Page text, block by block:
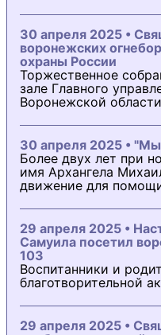
30 апреля 2025 •
воронежских
охраны России
Торжественное
зале Главного
Воронежской
30 апреля 2025 •
Более двух лет при
имя Архангела
движение для
29 апреля 2025 •
Самуила посетил
103
Воспитанники и
благотворительной
29 апреля 2025 •